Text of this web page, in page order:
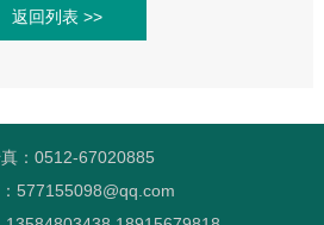
返回列表 >>
：0512-67020885
577155098@qq.com